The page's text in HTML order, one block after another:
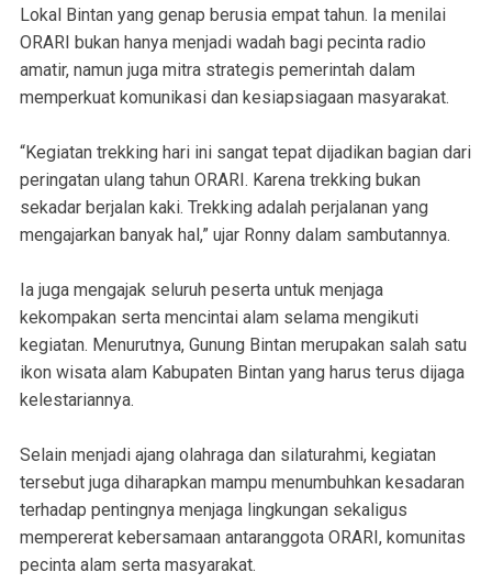
Lokal Bintan yang genap berusia empat tahun. Ia menilai
ORARI bukan hanya menjadi wadah bagi pecinta radio
amatir, namun juga mitra strategis pemerintah dalam
memperkuat komunikasi dan kesiapsiagaan masyarakat.
“Kegiatan trekking hari ini sangat tepat dijadikan bagian dari
peringatan ulang tahun ORARI. Karena trekking bukan
sekadar berjalan kaki. Trekking adalah perjalanan yang
mengajarkan banyak hal,” ujar Ronny dalam sambutannya.
Ia juga mengajak seluruh peserta untuk menjaga
kekompakan serta mencintai alam selama mengikuti
kegiatan. Menurutnya, Gunung Bintan merupakan salah satu
ikon wisata alam Kabupaten Bintan yang harus terus dijaga
kelestariannya.
Selain menjadi ajang olahraga dan silaturahmi, kegiatan
tersebut juga diharapkan mampu menumbuhkan kesadaran
terhadap pentingnya menjaga lingkungan sekaligus
mempererat kebersamaan antaranggota ORARI, komunitas
pecinta alam serta masyarakat.